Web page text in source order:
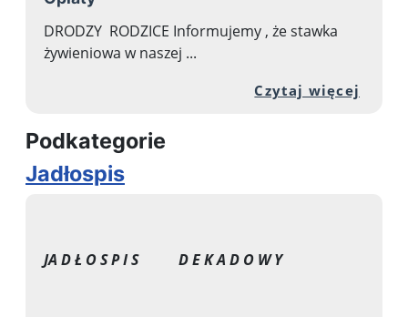
DRODZY RODZICE Informujemy , że stawka
żywieniowa w naszej ...
Czytaj więcej
Podkategorie
Jadłospis
JA D Ł O S P I S D E K A D O W Y